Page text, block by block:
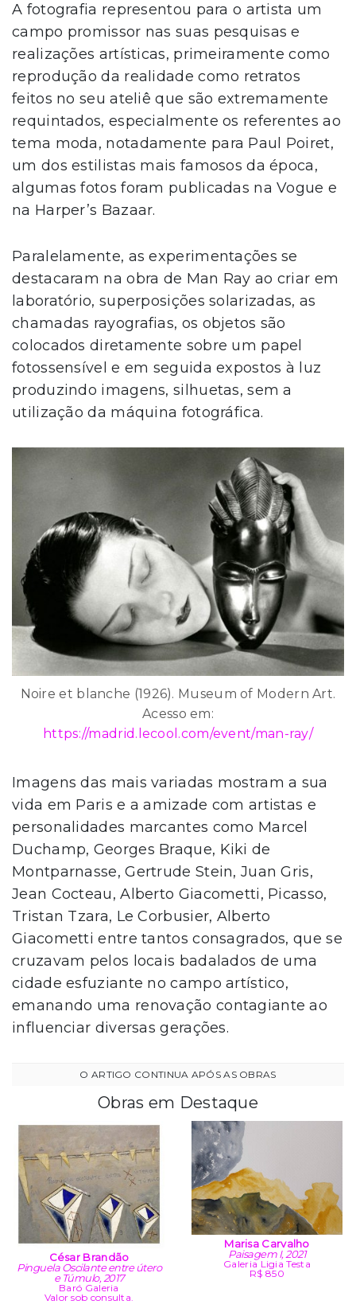
A fotografia representou para o artista um
campo promissor nas suas pesquisas e
realizações artísticas, primeiramente como
reprodução da realidade como retratos
feitos no seu ateliê que são extremamente
requintados, especialmente os referentes ao
tema moda, notadamente para Paul Poiret,
um dos estilistas mais famosos da época,
algumas fotos foram publicadas na Vogue e
na Harper’s Bazaar.
Paralelamente, as experimentações se
destacaram na obra de Man Ray ao criar em
laboratório, superposições solarizadas, as
chamadas rayografias, os objetos são
colocados diretamente sobre um papel
fotossensível e em seguida expostos à luz
produzindo imagens, silhuetas, sem a
utilização da máquina fotográfica.
Noire et blanche (1926). Museum of Modern Art.
Acesso em:
https://madrid.lecool.com/event/man-ray/
Imagens das mais variadas mostram a sua
vida em Paris e a amizade com artistas e
personalidades marcantes como Marcel
Duchamp, Georges Braque, Kiki de
Montparnasse, Gertrude Stein, Juan Gris,
Jean Cocteau, Alberto Giacometti, Picasso,
Tristan Tzara, Le Corbusier, Alberto
Giacometti entre tantos consagrados, que se
cruzavam pelos locais badalados de uma
cidade esfuziante no campo artístico,
emanando uma renovação contagiante ao
influenciar diversas gerações.
Obras em Destaque
César Brandão
Pinguela Oscilante entre útero
e Túmulo, 2017
Baró Galeria
Valor sob consulta.
Marisa Carvalho
Paisagem I, 2021
Galeria Ligia Testa
R$ 850